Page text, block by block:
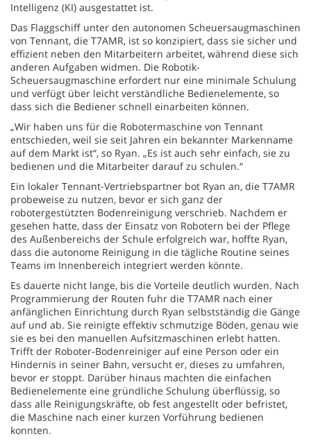
Intelligenz (KI) ausgestattet ist.
Das Flaggschiff unter den autonomen Scheuersaugmaschinen
von Tennant, die T7AMR, ist so konzipiert, dass sie sicher und
effizient neben den Mitarbeitern arbeitet, während diese sich
anderen Aufgaben widmen. Die Robotik-
Scheuersaugmaschine erfordert nur eine minimale Schulung
und verfügt über leicht verständliche Bedienelemente, so
dass sich die Bediener schnell einarbeiten können.
„Wir haben uns für die Robotermaschine von Tennant
entschieden, weil sie seit Jahren ein bekannter Markenname
auf dem Markt ist“, so Ryan. „Es ist auch sehr einfach, sie zu
bedienen und die Mitarbeiter darauf zu schulen.“
Ein lokaler Tennant-Vertriebspartner bot Ryan an, die T7AMR
probeweise zu nutzen, bevor er sich ganz der
robotergestützten Bodenreinigung verschrieb. Nachdem er
gesehen hatte, dass der Einsatz von Robotern bei der Pflege
des Außenbereichs der Schule erfolgreich war, hoffte Ryan,
dass die autonome Reinigung in die tägliche Routine seines
Teams im Innenbereich integriert werden könnte.
Es dauerte nicht lange, bis die Vorteile deutlich wurden. Nach
Programmierung der Routen fuhr die T7AMR nach einer
anfänglichen Einrichtung durch Ryan selbstständig die Gänge
auf und ab. Sie reinigte effektiv schmutzige Böden, genau wie
sie es bei den manuellen Aufsitzmaschinen erlebt hatten.
Trifft der Roboter-Bodenreiniger auf eine Person oder ein
Hindernis in seiner Bahn, versucht er, dieses zu umfahren,
bevor er stoppt. Darüber hinaus machten die einfachen
Bedienelemente eine gründliche Schulung überflüssig, so
dass alle Reinigungskräfte, ob fest angestellt oder befristet,
die Maschine nach einer kurzen Vorführung bedienen
konnten.